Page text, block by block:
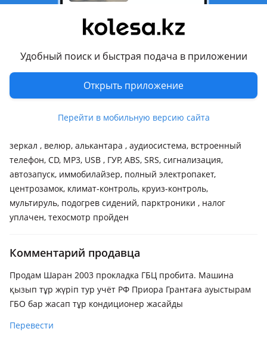
Удобный поиск и быстрая подача в приложении
Открыть приложение
Перейти в мобильную версию сайта
Коробка передач
Передний привод
Цвет
черный металлик
Растаможен в Казахстане
Нет
литые диски, тонировка, ветровики, рейлинги , ксенон,
зеркал , велюр, алькантара , аудиосистема, встроенный
телефон, CD, MP3, USB , ГУР, ABS, SRS, сигнализация,
автозапуск, иммобилайзер, полный электропакет,
центрозамок, климат-контроль, круиз-контроль,
мультируль, подогрев сидений, парктроники , налог
уплачен, техосмотр пройден
Комментарий продавца
Продам Шаран 2003 прокладка ГБЦ пробита. Машина
қызып тұр жүріп тур учёт РФ Приора Грантаға ауыстырам
ГБО бар жасап тұр кондиционер жасайды
Перевести